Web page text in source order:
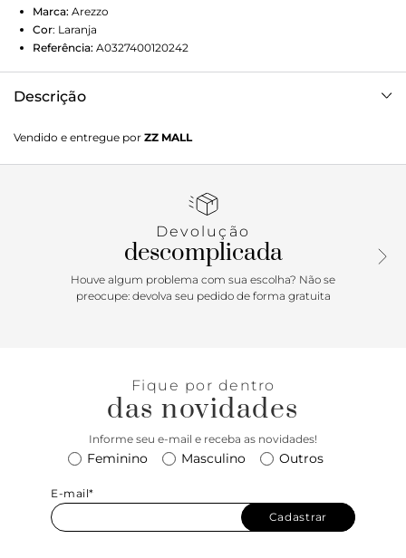
Marca: Arezzo
Cor: Laranja
Referência: A0327400120242
Descrição
flat e formato arredondado na ponta. Traz tira fina que
passa entre os dedos, conectada a mais uma tira fina na
com fecho em fivela metálica lateral. Com palmilha da cor
sandália exibe todo o pé.
Vendido e entregue por ZZ MALL
Devolução
descomplicada
Houve algum problema com sua escolha? Não se
preocupe: devolva seu pedido de forma gratuita
Fique por dentro
das novidades
Informe seu e-mail e receba as novidades!
Feminino Masculino Outros
E-mail*
Cadastrar